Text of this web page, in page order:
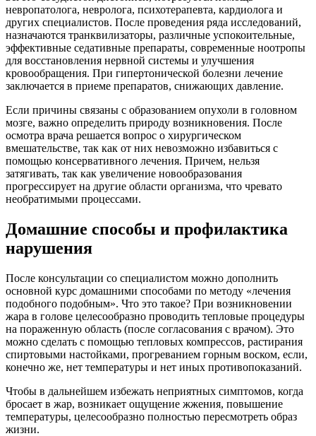
невропатолога, невролога, психотерапевта, кардиолога и
других специалистов. После проведения ряда исследований,
назначаются транквилизаторы, различные успокоительные,
эффективные седативные препараты, современные ноотропы
для восстановления нервной системы и улучшения
кровообращения. При гипертонической болезни лечение
заключается в приеме препаратов, снижающих давление.
Если причины связаны с образованием опухоли в головном
мозге, важно определить природу возникновения. После
осмотра врача решается вопрос о хирургическом
вмешательстве, так как от них невозможно избавиться с
помощью консервативного лечения. Причем, нельзя
затягивать, так как увеличение новообразования
прогрессирует на другие области организма, что чревато
необратимыми процессами.
Домашние способы и профилактика
нарушения
После консультации со специалистом можно дополнить
основной курс домашними способами по методу «лечения
подобного подобным». Что это такое? При возникновении
жара в голове целесообразно проводить тепловые процедуры
на пораженную область (после согласования с врачом). Это
можно сделать с помощью тепловых компрессов, растирания
спиртовыми настойками, прогреванием горным воском, если,
конечно же, нет температуры и нет иных противопоказаний.
Чтобы в дальнейшем избежать неприятных симптомов, когда
бросает в жар, возникает ощущение жжения, повышение
температуры, целесообразно полностью пересмотреть образ
жизни.